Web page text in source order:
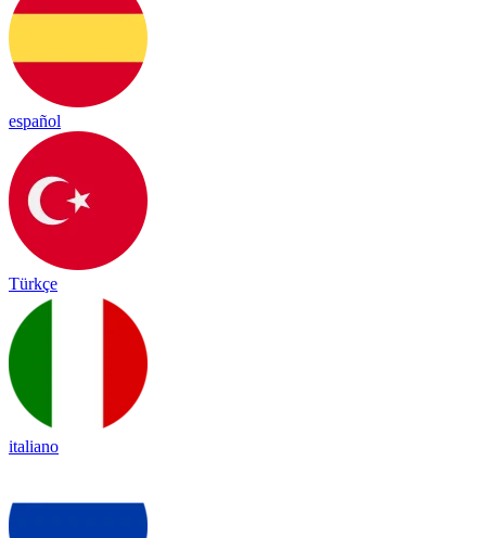
español
Türkçe
italiano